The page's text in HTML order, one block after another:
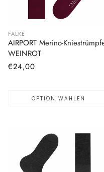
FALKE
AIRPORT Merino-
WEINROT
Normaler
€24,00
OPTION WÄHLEN